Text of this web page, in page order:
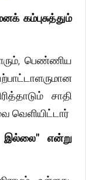
கம்புசுத்தும்
பெண்ணிய
சாதி
வெளியிட்டார்
இல்லை" என்று